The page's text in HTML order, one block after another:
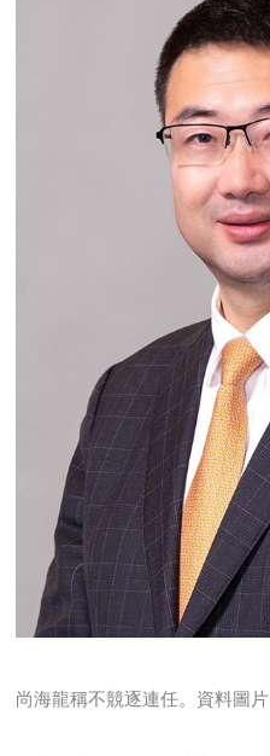
尚海龍稱不競逐連任。資料圖片